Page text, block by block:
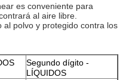
es conveniente para
al aire libre.
al polvo y protegido contra los
Segundo dígito -
LÍQUIDOS